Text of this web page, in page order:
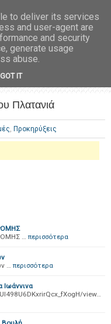
Πλατανιά
, Προκηρύξεις
… περισσότερα
… περισσότερα
Ιωάννινα
view…
to deliver its services
and user-agent are
and security
generate usage
abuse.
GOT IT